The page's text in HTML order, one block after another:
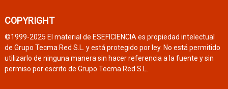
COPYRIGHT
©1999-2025 El material de ESEFICIENCIA es propiedad intelectual
de Grupo Tecma Red S.L. y está protegido por ley. No está permitido
utilizarlo de ninguna manera sin hacer referencia a la fuente y sin
permiso por escrito de Grupo Tecma Red S.L.